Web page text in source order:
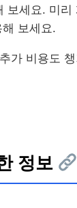
세요. 미리
보세요.
가 비용 도
정보